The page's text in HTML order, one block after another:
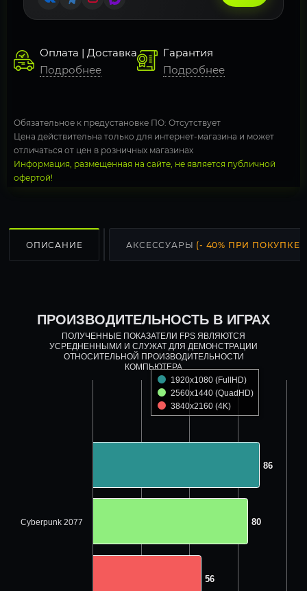
Оплата | Доставка
Подробнее
Гарантия
Подробнее
Обязательное к предустановке ПО: Отсутствует
Цена действительна только для интернет-магазина и может
отличаться от цен в розничных магазинах
Информация, размещенная на сайте, не является публичной
офертой!
ОПИСАНИЕ АКСЕССУАРЫ (- 40% ПРИ ПОКУПКЕ
ПРОИЗВОДИТЕЛЬНОСТЬ В ИГРАХ
ПОЛУЧЕННЫЕ ПОКАЗАТЕЛИ FPS ЯВЛЯЮТСЯ
УСРЕДНЕННЫМИ И СЛУЖАТ ДЛЯ ДЕМОНСТРАЦИИ
ОТНОСИТЕЛЬНОЙ ПРОИЗВОДИТЕЛЬНОСТИ
КОМПЬЮТЕРА
86
86
80
80
56
56
1920x1080 (FullHD)
2560x1440 (QuadHD)
3840x2160 (4K)
Cyberpunk 2077